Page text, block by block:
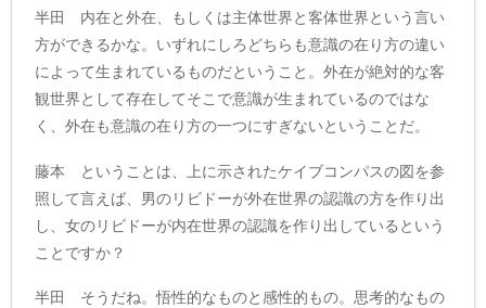
半田 内在と外在、もしくは主体世界と客体世界という言い
方ができるかな。いずれにしろどちらも意識の在り方の違い
によって生まれているものだということ。外在が絶対的な客
観世界として存在してそこで意識が生まれているのではな
く、外在も意識の在り方の一つにすぎないということだ。
藤本 ということは、上に示されたケイブコンパスの図を参
照して言えば、男のリビドーが外在世界の認識の方を作り出
し、女のリビドーが内在世界の認識を作り出しているという
ことですか？
半田 そうだね。悟性的なものと感性的もの。思考的なもの